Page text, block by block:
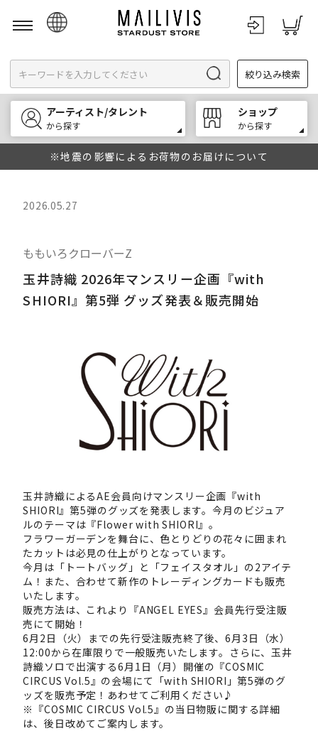
English
한국어
中文
絞り込み検索
アーティスト/タレント
から探す
ショップ
から探す
※地震の影響によるお荷物のお届けについて
2026.05.27
ももいろクローバーZ
玉井詩織 2026年マンスリー企画『with
SHIORI』第5弾 グッズ発表＆販売開始
玉井詩織によるAE会員向けマンスリー企画『with
SHIORI』第5弾のグッズを発表します。今月のビジュア
ルのテーマは『Flower with SHIORI』。
フラワーガーデンを舞台に、色とりどりの花々に囲まれ
たカットは必見の仕上がりとなっています。
今月は「トートバッグ」と「フェイスタオル」の2アイテ
ム！また、合わせて新作のトレーディングカードも販売
いたします。
販売方法は、これより『ANGEL EYES』会員先行受注販
売にて開始！
6月2日（火）までの先行受注販売終了後、6月3日（水）
12:00から在庫限りで一般販売いたします。さらに、玉井
詩織ソロで出演する6月1日（月）開催の『COSMIC
CIRCUS Vol.5』の会場にて「with SHIORI」第5弾のグ
ッズを販売予定！あわせてご利用ください♪
※『COSMIC CIRCUS Vol.5』の当日物販に関する詳細
は、後日改めてご案内します。